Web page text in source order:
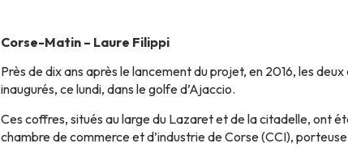
Corse-Matin – Laure Filippi
Près de dix ans après le lancement du projet, en 2016, les
inaugurés, ce lundi, dans le golfe d’Ajaccio.
Ces coffres, situés au large du Lazaret et de la citadelle, ont
chambre de commerce et d’industrie de Corse (CCI),